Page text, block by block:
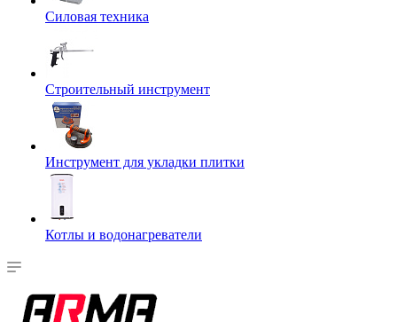
Силовая техника
Строительный инструмент
Инструмент для укладки плитки
Котлы и водонагреватели